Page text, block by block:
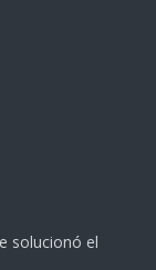
solucionó el